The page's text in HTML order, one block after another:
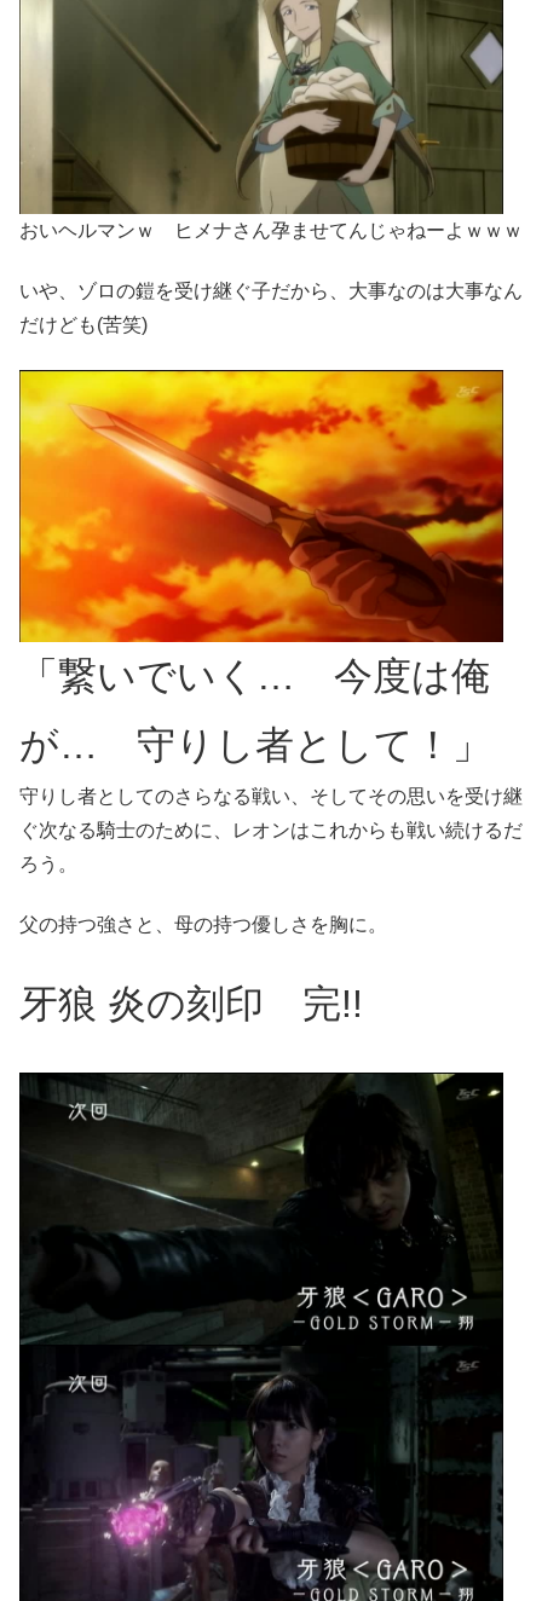
おいヘルマンｗ ヒメナさん孕ませてんじゃねーよｗｗｗ
いや、ゾロの鎧を受け継ぐ子だから、大事なのは大事なん
だけども(苦笑)
「繋いでいく… 今度は俺
が… 守りし者として！」
守りし者としてのさらなる戦い、そしてその思いを受け継
ぐ次なる騎士のために、レオンはこれからも戦い続けるだ
ろう。
父の持つ強さと、母の持つ優しさを胸に。
牙狼 炎の刻印 完!!